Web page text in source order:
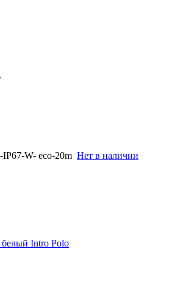
W- eco-20m Нет в наличии
Intro Polo